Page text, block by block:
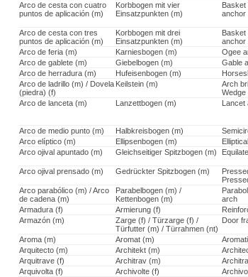
Arco de cesta con cuatro
puntos de aplicación (m)
Korbbogen mit vier
Einsatzpunkten (m)
Basket
anchor
Arco de cesta con tres
puntos de aplicación (m)
Korbbogen mit drei
Einsatzpunkten (m)
Basket
anchor
Arco de feria (m)
Karniesbogen (m) Ogee
Arco de gablete (m)
Giebelbogen (m) Gable
Arco de herradura (m)
Hufeisenbogen (m)
Arco de ladrillo (m) / Dovela
(piedra) (f)
Keilstein (m)
Arch
Wedge
Arco de lanceta (m) Lanzettbogen (m) Lancet
Arco de medio punto (m)
Halbkreisbogen (m)
Arco elíptico (m)
Ellipsenbogen (m)
Arco ojival apuntado (m)
Gleichseitiger Spitzbogen (m)
Arco ojival prensado (m)
Gedrückter Spitzbogen (m)
Arco parabólico (m) / Arco
de cadena (m)
Parabelbogen (m) /
Kettenbogen (m)
arch
Armadura (f)
Armierung (f)
Armazón (m)
Zarge (f) / Türzarge (f) /
Türfutter (m) / Türrahmen (nt)
Door
Aroma (m) Aromat (m)
Arquitecto (m)
Architekt (m)
Arquitrave (f)
Architrav (m)
Arquivolta (f)
Archivolte (f)